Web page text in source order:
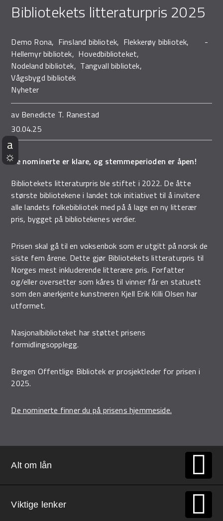
Bibliotekets litteraturpris 2025
Demo Rona Finsland bibliotek Flekkerøy bibliotek
Hellemyr bibliotek Hovedbiblioteket
Nodeland bibliotek Tangvall bibliotek
Vågsbygd bibliotek
Nyheter
av Benedicte T. Ranestad
30.04.25
De nominerte er klare, og stemmeperioden er åpen!
Bibliotekets litteraturpris ble stiftet i 2022. De åtte
største bibliotekene i landet tok initiativet til å invitere
alle landets folkebibliotek med på å lage en ny litterær
pris, bygget på bibliotekenes verdier.
Prisen skal gå til en voksenbok som er utgitt på norsk de
siste fem årene. Dette gjør Bibliotekets litteraturpris til
Norges mest inkluderende litterære pris. Forfatter
og/eller oversetter som kåres til vinner får en statuett
som den anerkjente kunstneren Kjell Erik Killi Olsen har
utformet.
Nasjonalbiblioteket har støttet prisens
formidlingsopplegg.
Bergen Offentlige Bibliotek er prosjektleder for prisen i
2025.
De nominerte finner du på prisens hjemmeside.
Alt om lån
Viktige lenker